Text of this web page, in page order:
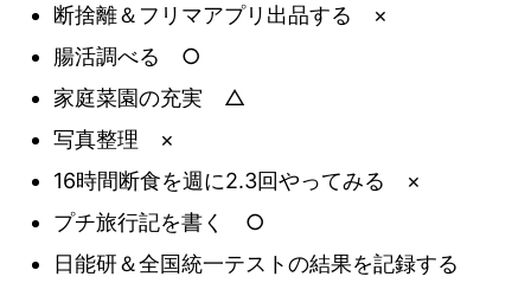
断捨離＆フリマアプリ出品する ×
腸活調べる ○
家庭菜園の充実 △
写真整理 ×
16時間断食を週に2.3回やってみる ×
プチ旅行記を書く ○
日能研＆全国統一テストの結果を記録する